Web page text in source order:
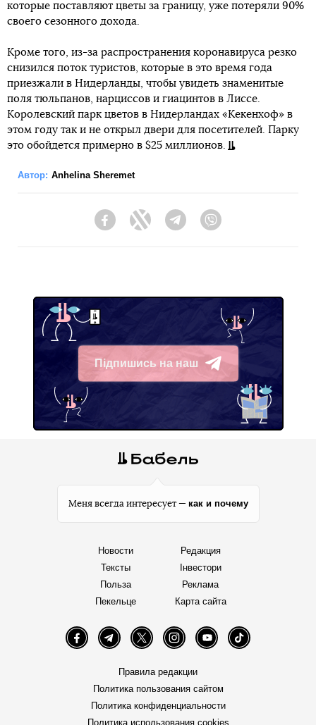
которые поставляют цветы за границу, уже потеряли 90%
своего сезонного дохода.
Кроме того, из-за распространения коронавируса резко
снизился поток туристов, которые в это время года
приезжали в Нидерланды, чтобы увидеть знаменитые
поля тюльпанов, нарциссов и гиацинтов в Лиссе.
Королевский парк цветов в Нидерландах «Кекенхоф» в
этом году так и не открыл двери для посетителей. Парку
это обойдется примерно в $25 миллионов.
Автор: Anhelina Sheremet
FacebookTwitter Telegram
Підпишись на наш
Telegram
Меня всегда интересует — как и почему
Новости
Тексты
Польза
Пекельце
Редакция
Інвестори
Реклама
Карта сайта
FacebookTelegramTwitter InstagramYouTube TikTok
Правила редакции
Политика пользования сайтом
Политика конфиденциальности
Политика использования cookies